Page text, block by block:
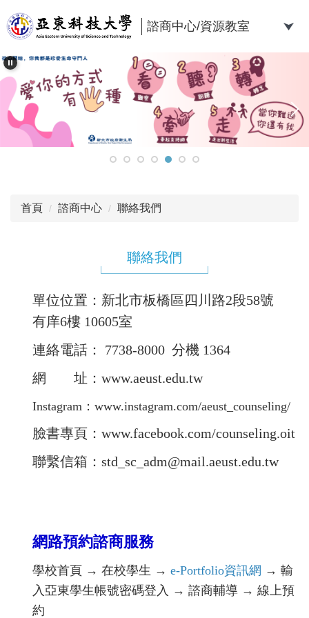
到
主
內
容
區
諮商中心/資源教室
首頁 諮商中心 聯絡我們
聯絡我們
單位位置：新北市板橋區四川路2段58號
有庠6樓 10605室
連絡電話： 7738-8000 分機 1364
網 址： www.aeust.edu.tw
Instagram： www.instagram.com/aeust_counseling/
臉書專頁： www.facebook.com/counseling.oit
聯繫信箱：std_sc_adm@mail.aeust.edu.tw
網路預約諮商服務
學校首頁 → 在校學生 → e-Portfolio資訊網 → 輸
入亞東學生帳號密碼登入 → 諮商輔導 → 線上預
約